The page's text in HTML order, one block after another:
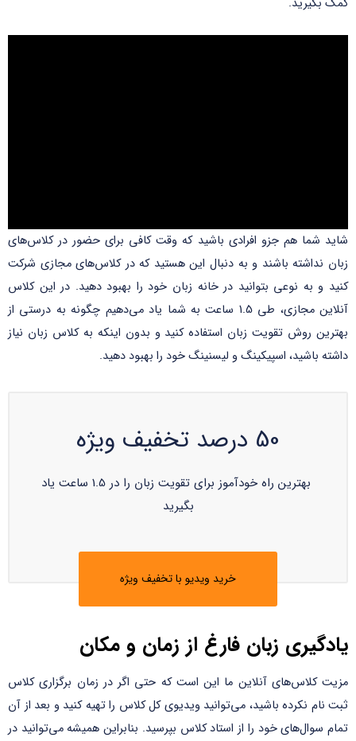
شاید شما هم جزو افرادی باشید که وقت کافی برای حضور در کلاس‌های
زبان نداشته باشند و به دنبال این هستید که در کلاس‌های مجازی شرکت
کنید و به نوعی بتوانید در خانه زبان خود را بهبود دهید. در این کلاس
آنلاین مجازی، طی 1.5 ساعت به شما یاد می‌دهیم چگونه به درستی از
بهترین روش تقویت زبان استفاده کنید و بدون اینکه به کلاس زبان نیاز
داشته باشید، اسپیکینگ و لیسنینگ خود را بهبود دهید.
50 درصد تخفیف ویژه
بهترین راه خودآموز برای تقویت زبان را در 1.5 ساعت یاد
بگیرید
خرید ویدیو با تخفیف ویژه
یادگیری زبان فارغ از زمان و مکان
مزیت کلاس‌های آنلاین ما این است که حتی اگر در زمان برگزاری کلاس
ثبت نام نکرده باشید، می‌توانید ویدیوی کل کلاس را تهیه کنید و بعد از آن
تمام سوال‌های خود را از استاد کلاس بپرسید. بنابراین همیشه می‌توانید در